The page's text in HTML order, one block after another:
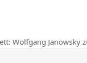
Wolfgang Janowsky